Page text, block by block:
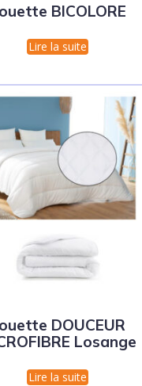
BICOLORE
Lire la suite
DOUCEUR
Losange
Lire la suite